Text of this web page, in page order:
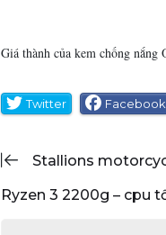
Giá thành của kem chống
Twitter Facebook
stallions
ryzen 3 2200g – cpu